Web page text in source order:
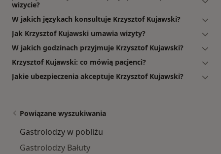
wizycie?
W jakich językach konsultuje Krzysztof Kujawski?
Jak Krzysztof Kujawski umawia wizyty?
W jakich godzinach przyjmuje Krzysztof Kujawski?
Krzysztof Kujawski: co mówią pacjenci?
Jakie ubezpieczenia akceptuje Krzysztof Kujawski?
Powiązane wyszukiwania
Gastrolodzy w pobliżu
Gastrolodzy Bałuty